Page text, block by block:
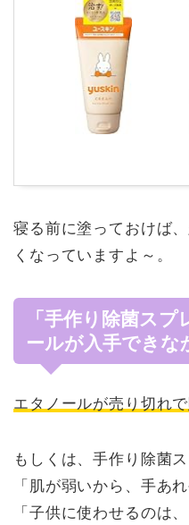
寝る前に塗っておけば
くなっていますよ～。
「手作り除菌ス
ールが入手できな
エタノールが売り切れ
もしくは、手作り除菌
「肌が弱いから、手あ
「子供に使わせるのは